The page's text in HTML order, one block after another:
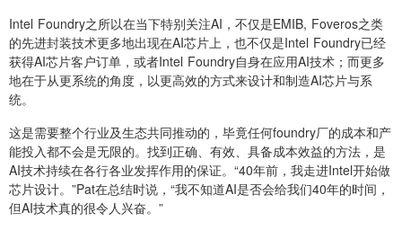
Intel Foundry之所以在当下特别关注AI，不仅是EMIB, Foveros之类
的先进封装技术更多地出现在AI芯片上，也不仅是Intel Foundry已经
获得AI芯片客户订单，或者Intel Foundry自身在应用AI技术；而更多
地在于从更系统的角度，以更高效的方式来设计和制造AI芯片与系
统。
这是需要整个行业及生态共同推动的，毕竟任何foundry厂的成本和产
能投入都不会是无限的。找到正确、有效、具备成本效益的方法，是
AI技术持续在各行各业发挥作用的保证。“40年前，我走进Intel开始做
芯片设计。”Pat在总结时说，“我不知道AI是否会给我们40年的时间，
但AI技术真的很令人兴奋。”